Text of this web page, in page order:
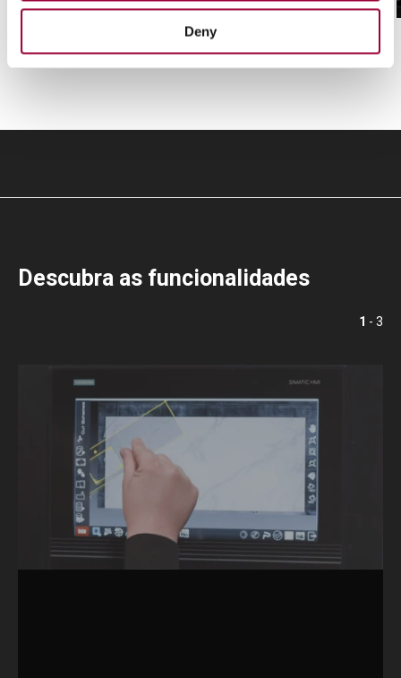
Deny
Descubra as funcionalidades
1 - 3